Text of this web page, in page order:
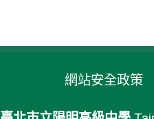
網站安全政策